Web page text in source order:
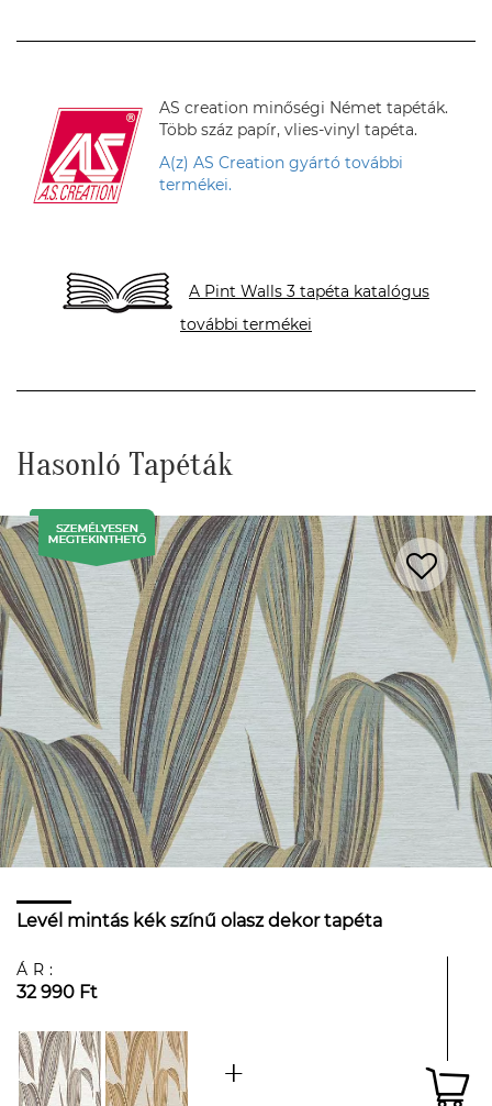
AS creation minőségi Német tapéták.
Több száz papír, vlies-vinyl tapéta.
A(z) AS Creation gyártó további
termékei.
A Pint Walls 3 tapéta katalógus
további termékei
Hasonló Tapéták
Levél mintás kék színű olasz dekor tapéta
ÁR:
32 990 Ft